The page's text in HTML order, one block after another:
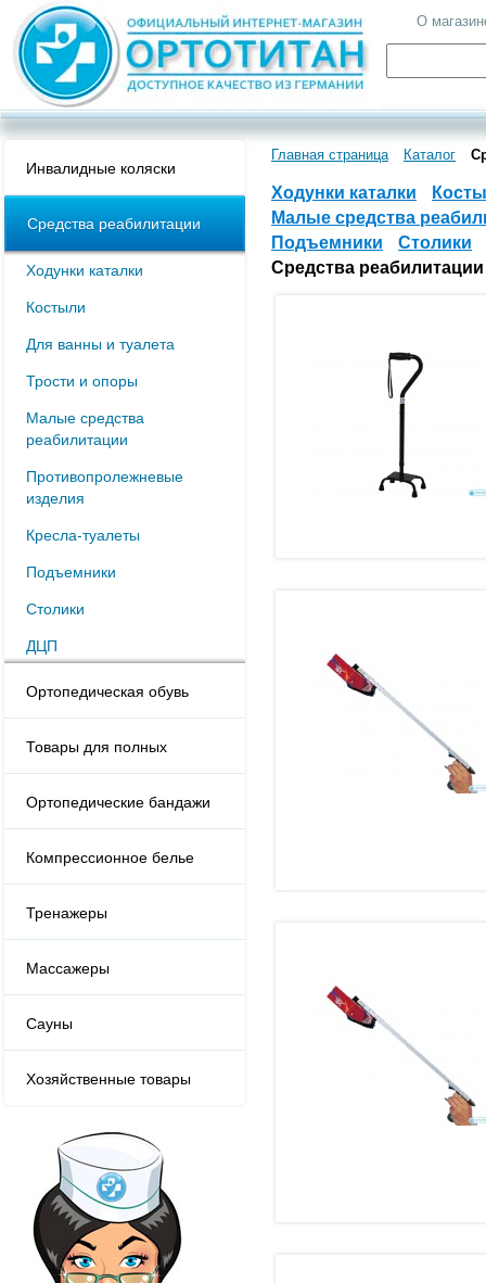
О
Инвалидные коляски
Средства реабилитации
Ходунки каталки
Костыли
Для ванны и туалета
Трости и опоры
Малые средства
реабилитации
Противопролежневые
изделия
Кресла-туалеты
Подъемники
Столики
ДЦП
Ортопедическая обувь
Товары для полных
Ортопедические бандажи
Компрессионное белье
Тренажеры
Массажеры
Сауны
Хозяйственные товары
Главная страница Каталог
Ходунки каталки
Малые средства
Подъемники
Столики
Средства реабилитации